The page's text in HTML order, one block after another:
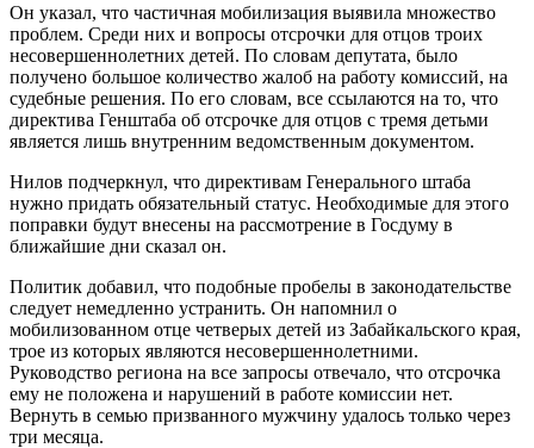
Он указал, что частичная мобилизация выявила множество
проблем. Среди них и вопросы отсрочки для отцов троих
несовершеннолетних детей. По словам депутата, было
получено большое количество жалоб на работу комиссий, на
судебные решения. По его словам, все ссылаются на то, что
директива Генштаба об отсрочке для отцов с тремя детьми
является лишь внутренним ведомственным документом.
Нилов подчеркнул, что директивам Генерального штаба
нужно придать обязательный статус. Необходимые для этого
поправки будут внесены на рассмотрение в Госдуму в
ближайшие дни сказал он.
Политик добавил, что подобные пробелы в законодательстве
следует немедленно устранить. Он напомнил о
мобилизованном отце четверых детей из Забайкальского края,
трое из которых являются несовершеннолетними.
Руководство региона на все запросы отвечало, что отсрочка
ему не положена и нарушений в работе комиссии нет.
Вернуть в семью призванного мужчину удалось только через
три месяца.